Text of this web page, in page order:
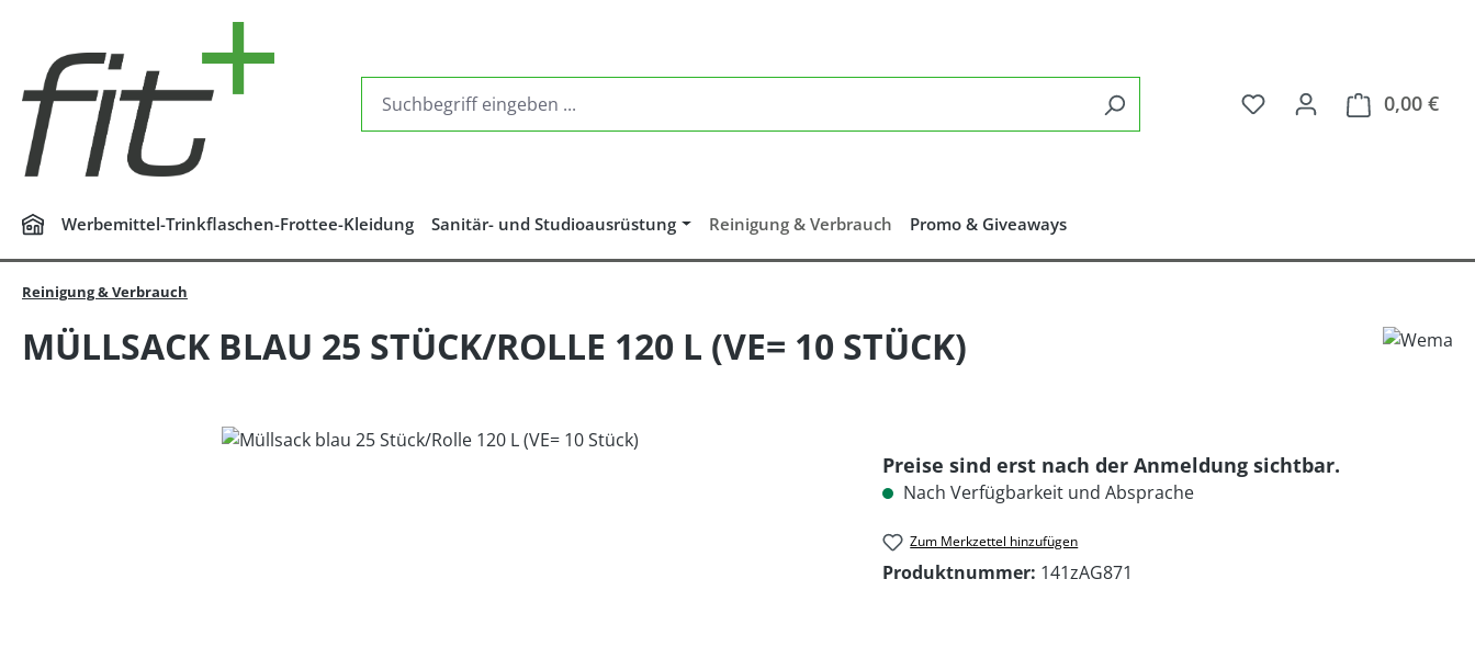
Zur Hauptnavigation springen
Du hast 0 Produkte auf
0,00 €
Werbemittel-Trinkflaschen-Frottee-Kleidung Sanitär- und Studioausrüstung Reinigung & Verbrauch Promo & Giveaways
Reinigung & Verbrauch
MÜLLSACK BLAU 25 STÜCK/ROLLE 120 L (VE= 10 STÜCK)
Bildergalerie überspringen
Preise sind erst nach der Anmeldung sichtbar.
Nach Verfügbarkeit und Absprache
Zum Merkzettel hinzufügen
Produktnummer: 141zAG871